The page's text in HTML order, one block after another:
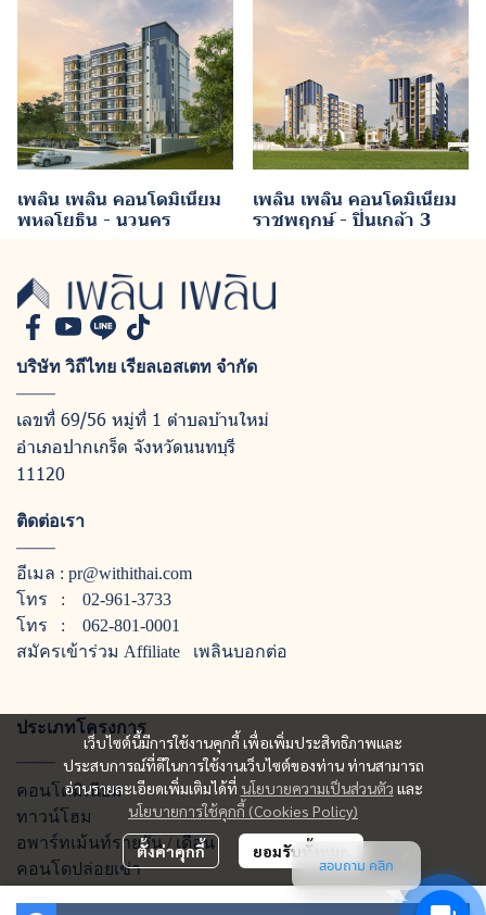
เพลิน เพลิน คอนโดมิเนียม
พหลโยธิน - นวนคร
เพลิน เพลิน คอนโดมิเนียม
ราชพฤกษ์ - ปิ่นเกล้า 3
เว็บไซต์นี้มีการใช้งานคุกกี้ เพื่อเพิ่มประสิทธิภาพและ
ประสบการณ์ที่ดีในการใช้งานเว็บไซต์ของท่าน ท่านสามารถ
อ่านรายละเอียดเพิ่มเติมได้ที่ นโยบายความเป็นส่วนตัว และ
นโยบายการใช้คุกกี้ (Cookies Policy)
ตั้งค่าคุกกี้ ยอมรับทั้งหมด
บริษัท วิถีไทย เรียลเอสเตท จำกัด
เลขที่ 69/56 หมู่ที่ 1 ตำบลบ้านใหม่
อำเภอปากเกร็ด จังหวัดนนทบุรี
11120
ติดต่อเรา
อีเมล : pr@withithai.com
โทร : 02-961-3733
โทร : 062-801-0001
สมัครเข้าร่วม Affiliate เพลินบอกต่อ
ประเภทโครงการ
คอนโดมิเนียม
ทาวน์โฮม
อพาร์ทเม้นท์รายวัน / เดือน
คอนโดปล่อยเช่า
สอบถาม คลิก